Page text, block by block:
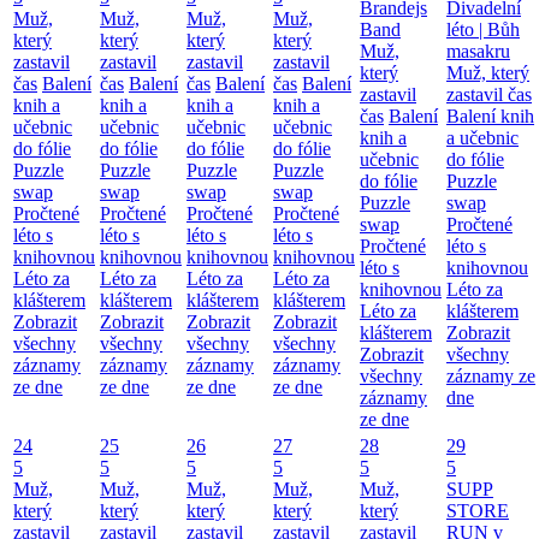
Muž,
který
zastavil
čas Balení
knih a
učebnic
do fólie
Puzzle
swap
Pročtené
léto s
knihovnou
Léto za
klášterem
Zobrazit
všechny
záznamy
ze dne
Muž,
který
zastavil
čas Balení
knih a
učebnic
do fólie
Puzzle
swap
Pročtené
léto s
knihovnou
Léto za
klášterem
Zobrazit
všechny
záznamy
ze dne
Muž,
který
zastavil
čas Balení
knih a
učebnic
do fólie
Puzzle
swap
Pročtené
léto s
knihovnou
Léto za
klášterem
Zobrazit
všechny
záznamy
ze dne
Muž,
který
zastavil
čas Balení
knih a
učebnic
do fólie
Puzzle
swap
Pročtené
léto s
knihovnou
Léto za
klášterem
Zobrazit
všechny
záznamy
ze dne
Brandejs
Band
Muž,
který
zastavil
čas Balení
knih a
učebnic
do fólie
Puzzle
swap
Pročtené
léto s
knihovnou
Léto za
klášterem
Zobrazit
všechny
záznamy
ze dne
Divadelní
léto | Bůh
masakru
Muž, který
zastavil čas
Balení knih
a učebnic
do fólie
Puzzle
swap
Pročtené
léto s
knihovnou
Léto za
klášterem
Zobrazit
všechny
záznamy ze
dne
24
5
Muž,
který
zastavil
25
5
Muž,
který
zastavil
26
5
Muž,
který
zastavil
27
5
Muž,
který
zastavil
28
5
Muž,
který
zastavil
29
5
SUPP
STORE
RUN v